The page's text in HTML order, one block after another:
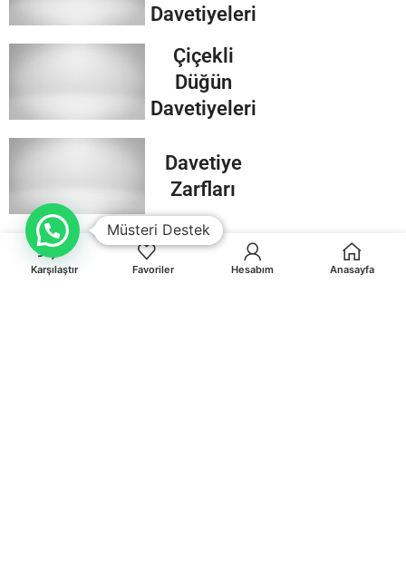
Davetiyeleri
Çiçekli
Düğün
Davetiyeleri
Davetiye
Zarfları
Karşılaştır Favoriler Hesabım Anasayfa
Müsteri Destek